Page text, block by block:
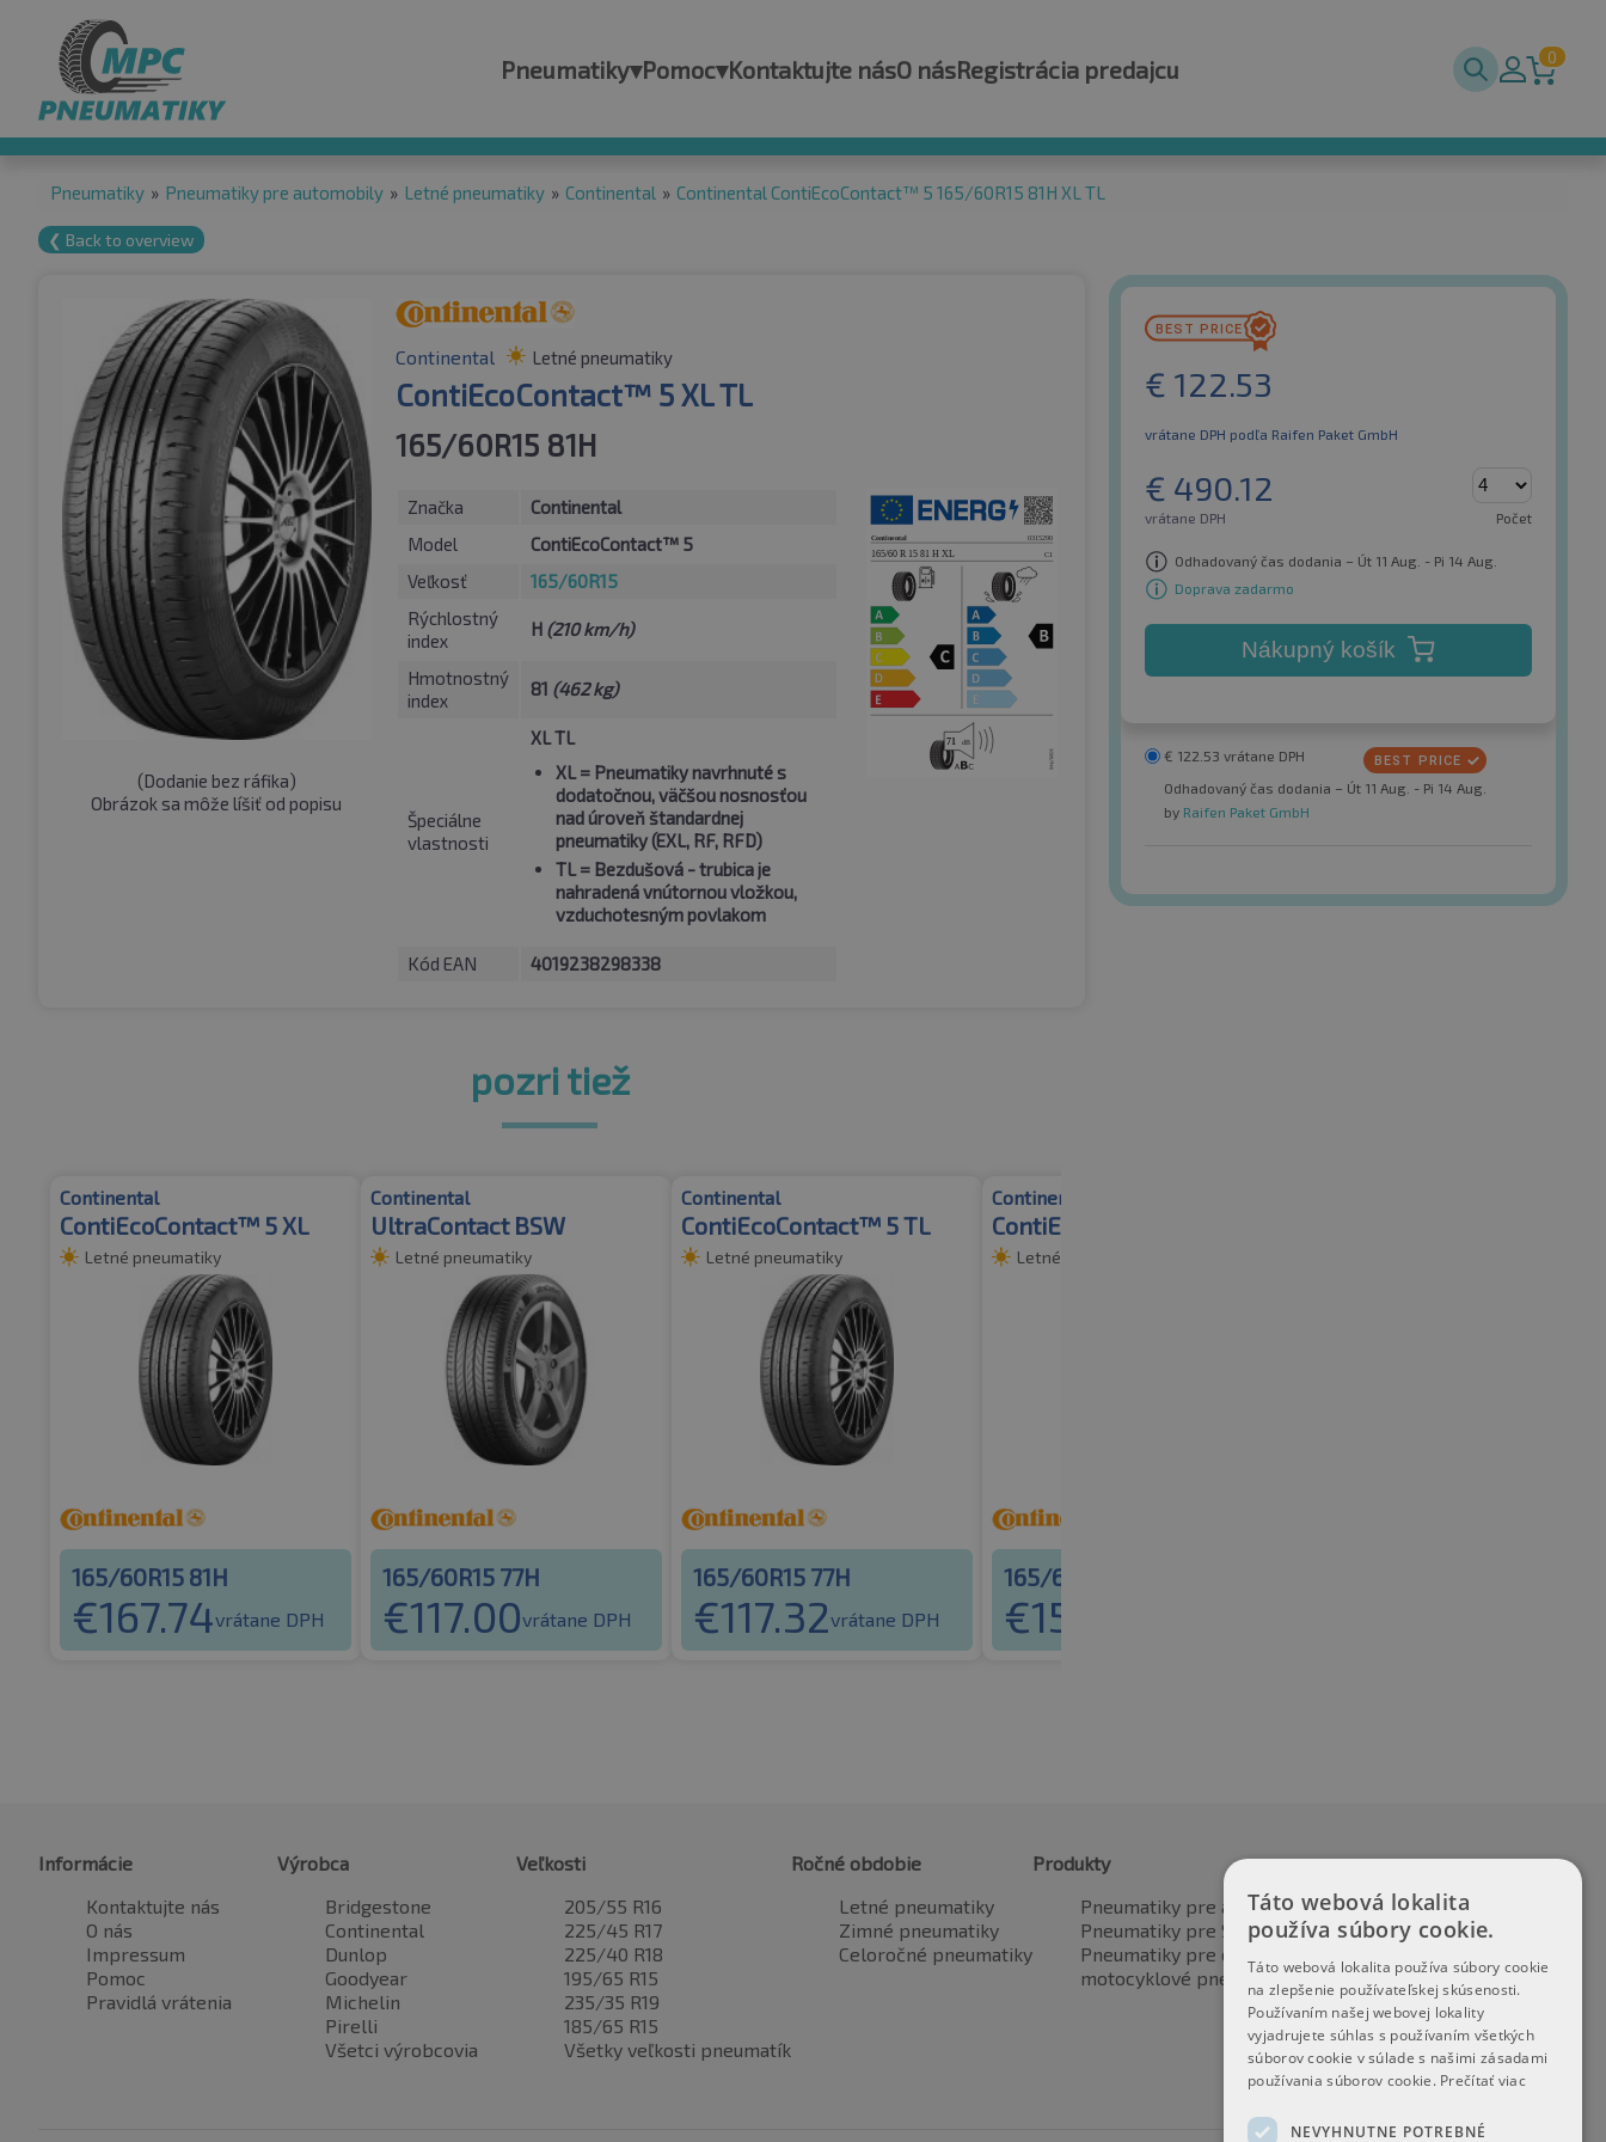
Pneumatiky▾Pomoc▾Kontaktujte násO násRegistrácia predajcu 0
Pneumatiky » Pneumatiky pre automobily » Letné pneumatiky » Continental » Continental ContiEcoContact™ 5 165/60R15 81H XL TL
❮ Back to overview
(Dodanie bez ráfika)
Obrázok sa môže líšiť od popisu
Continental Letné pneumatiky
ContiEcoContact™ 5 XL TL
165/60R15 81H
Značka
Continental
Model
ContiEcoContact™ 5
Veľkosť
165/60R15
Rýchlostný
index
H (210 km/h)
Hmotnostný
index
81 (462 kg)
Špeciálne
vlastnosti
XL TL
XL= Pneumatiky navrhnuté s
dodatočnou, väčšou nosnosťou
nad úroveň štandardnej
pneumatiky (EXL, RF, RFD)
TL= Bezdušová - trubica je
nahradená vnútornou vložkou,
vzduchotesným povlakom
Kód EAN 4019238298338
€ 122.53
vrátane DPH podľa Raifen Paket GmbH
€ 490.12
vrátane DPH Počet
Odhadovaný čas dodania – Út 11 Aug. - Pi 14 Aug.
Doprava zadarmo
Nákupný košík
€ 122.53 vrátane DPH
Odhadovaný čas dodania – Út 11 Aug. - Pi 14 Aug.
by Raifen Paket GmbH
pozri tiež
Continental
ContiEcoContact™ 5 XL
Letné pneumatiky
165/60R15 81H
€167.74vrátane DPH
Continental
UltraContact BSW
Letné pneumatiky
165/60R15 77H
€117.00vrátane DPH
Continental
ContiEcoContact™ 5 TL
Letné pneumatiky
165/60R15 77H
€117.32vrátane DPH
Continental
ContiEcoContact™ 5
Letné pneumatiky
165/60R15 77H
€157.24
Informácie
Kontaktujte nás
O nás
Impressum
Pomoc
Pravidlá vrátenia
Výrobca
Bridgestone
Continental
Dunlop
Goodyear
Michelin
Pirelli
Všetci výrobcovia
Veľkosti
205/55 R16
225/45 R17
225/40 R18
195/65 R15
235/35 R19
185/65 R15
Všetky veľkosti pneumatík
Ročné obdobie
Letné pneumatiky
Zimné pneumatiky
Celoročné pneumatiky
Produkty
Pneumatiky pre automobily
Pneumatiky pre SUV / 4x4
Pneumatiky pre dodávku
motocyklové pneumatiky
Táto webová lokalita
používa súbory cookie.
Táto webová lokalita používa súbory cookie
na zlepšenie používateľskej skúsenosti.
Používaním našej webovej lokality
vyjadrujete súhlas s používaním všetkých
súborov cookie v súlade s našimi zásadami
používania súborov cookie. Prečítať viac
NEVYHNUTNE POTREBNÉ